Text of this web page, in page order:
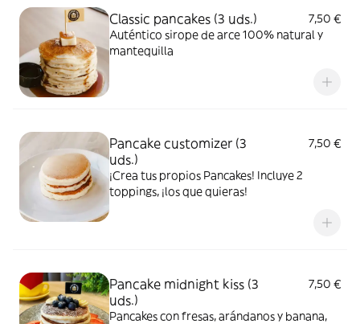
Classic pancakes (3 uds.)
7,50 €
Auténtico sirope de arce 100% natural y
mantequilla
Pancake customizer (3
uds.)
7,50 €
¡Crea tus propios Pancakes! Incluye 2
toppings, ¡los que quieras!
Pancake midnight kiss (3
uds.)
7,50 €
Pancakes con fresas, arándanos y banana,